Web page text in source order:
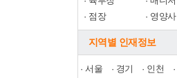
· 점장 · 영양사
지역별 인재정보
· 서울 · 경기 · 인천 ·